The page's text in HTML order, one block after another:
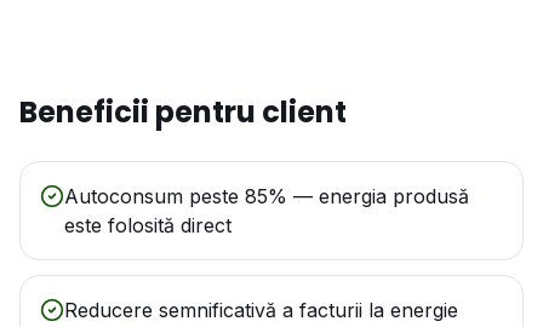
Beneficii pentru client
Autoconsum peste 85% — energia produsă
este folosită direct
Reducere semnificativă a facturii la energie